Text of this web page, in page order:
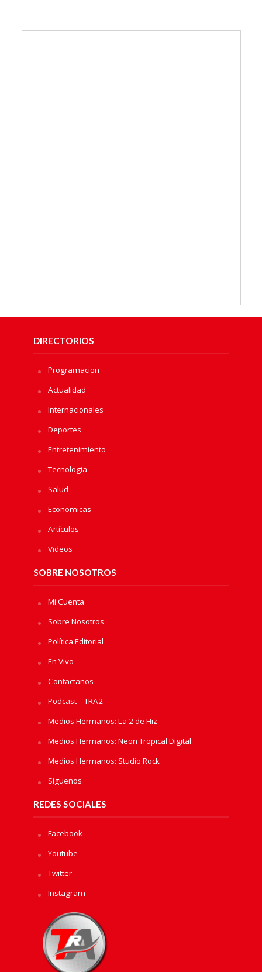
DIRECTORIOS
Programacion
Actualidad
Internacionales
Deportes
Entretenimiento
Tecnologia
Salud
Economicas
Artículos
Videos
SOBRE NOSOTROS
Mi Cuenta
Sobre Nosotros
Política Editorial
En Vivo
Contactanos
Podcast – TRA2
Medios Hermanos: La 2 de Hiz
Medios Hermanos: Neon Tropical Digital
Medios Hermanos: Studio Rock
Sìguenos
REDES SOCIALES
Facebook
Youtube
Twitter
Instagram